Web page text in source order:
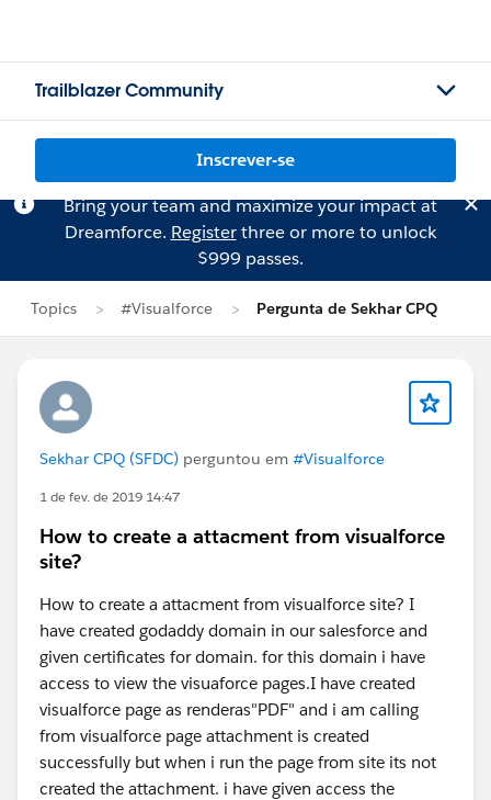
Trailblazer Community
Inscrever-se
Bring your team and maximize your impact at
Dreamforce. Registerthree or more to unlock
$999 passes.
Topics #Visualforce Pergunta de Sekhar CPQ
Sekhar CPQ (SFDC) perguntou em #Visualforce
1 de fev. de 2019 14:47
How to create a attacment from visualforce
site?
How to create a attacment from visualforce site? I
have created godaddy domain in our salesforce and
given certificates for domain. for this domain i have
access to view the visuaforce pages.I have created
visualforce page as renderas"PDF" and i am calling
from visualforce page attachment is created
successfully but when i run the page from site its not
created the attachment. i have given access the